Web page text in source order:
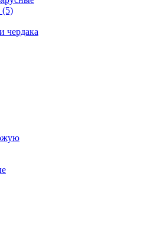
(5)
чердака